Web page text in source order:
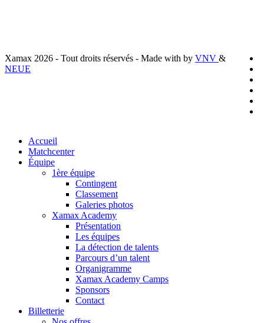
Xamax 2026 - Tout droits réservés - Made with by VNV &
NEUE
Close
Menu
Accueil
Matchcenter
Équipe
1ère équipe
Contingent
Classement
Galeries photos
Xamax Academy
Présentation
Les équipes
La détection de talents
Parcours d’un talent
Organigramme
Xamax Academy Camps
Sponsors
Contact
Billetterie